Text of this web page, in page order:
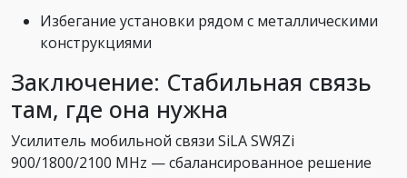
Избегание установки рядом с металлическими
конструкциями
Заключение: Стабильная связь
там, где она нужна
Усилитель мобильной связи SiLA SWЯZi
900/1800/2100 MHz — сбалансированное решение